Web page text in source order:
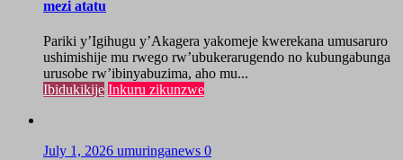
mezi atatu
Pariki y’Igihugu y’Akagera yakomeje kwerekana umusaruro
ushimishije mu rwego rw’ubukerarugendo no kubungabunga
urusobe rw’ibinyabuzima, aho mu...
Ibidukikije Inkuru zikunzwe
July 1, 2026 umuringanews 0